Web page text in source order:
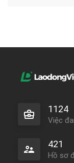
1124
Việc
421
Hồ sơ